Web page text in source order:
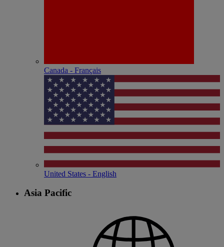
Canada - Français
United States - English
Asia Pacific